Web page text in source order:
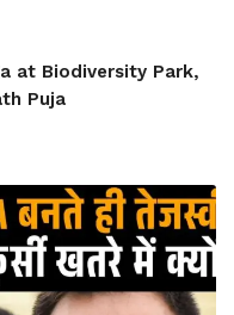
at Biodiversity Park,
Puja